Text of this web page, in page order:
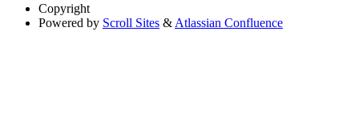
Copyright
Powered by Scroll Sites & Atlassian Confluence